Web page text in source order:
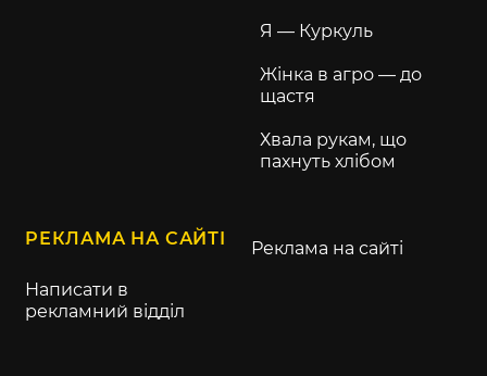
Я — Куркуль
Жінка в агро — до
щастя
Хвала рукам, що
пахнуть хлібом
РЕКЛАМА НА САЙТІ
Написати в
рекламний відділ
Реклама на сайті